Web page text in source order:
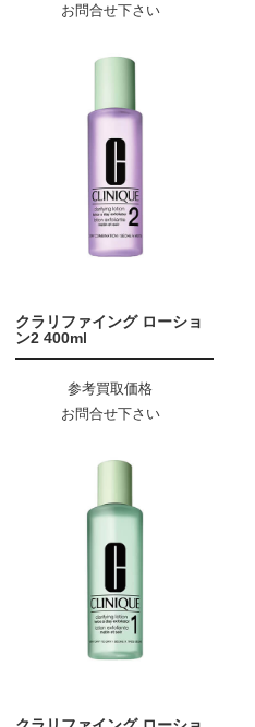
お問合せ下さい
クラリファイング ローショ
ン2 400ml
参考買取価格
お問合せ下さい